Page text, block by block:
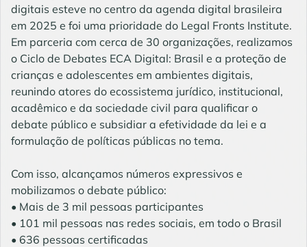
digitais esteve no centro da agenda digital brasileira
em 2025 e foi uma prioridade do Legal Fronts Institute.
Em parceria com cerca de 30 organizações, realizamos
o Ciclo de Debates ECA Digital: Brasil e a proteção de
crianças e adolescentes em ambientes digitais,
reunindo atores do ecossistema jurídico, institucional,
acadêmico e da sociedade civil para qualificar o
debate público e subsidiar a efetividade da lei e a
formulação de políticas públicas no tema.
Com isso, alcançamos números expressivos e
mobilizamos o debate público:
• Mais de 3 mil pessoas participantes
• 101 mil pessoas nas redes sociais, em todo o Brasil
• 636 pessoas certificadas